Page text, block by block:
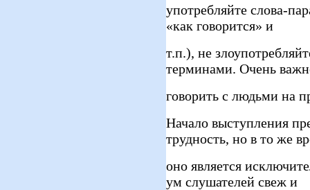
употребляйте слова-
«как говорится» и
т.п.), не
терминами. Очень
говорить с людьми на
Начало выступления
трудность, но в то же
оно является
ум слушателей свеж и